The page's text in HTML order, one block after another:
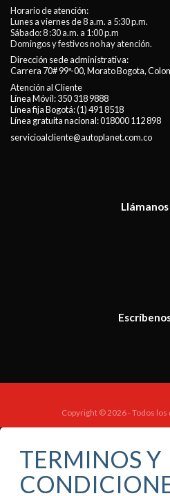
Horario de atención:
Lunes a viernes de 8 a.m. a 5:30 p.m.
Sábado: 8 :30 a.m. a 1:00 p.m
Domingos y festivos no hay atención.
Dirección sede administrativa:
Carrera 70# 99ª-00, Morato Bogota,
Atención al Cliente
Línea Móvil:350 318 9888
Línea fija Bogotá:(1) 491 8518
Línea gratuita nacional:018000 112 898
servicioalcliente@autoplanet.com.co
Llámanos
Copyright © 2026 - Todos
TERMINOS Y